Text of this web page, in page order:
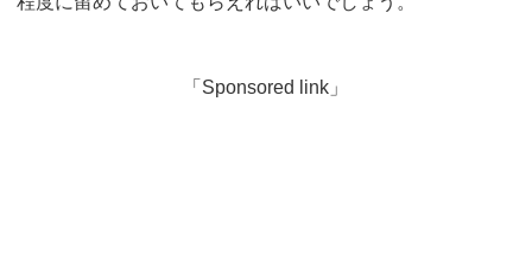
「Sponsored link」